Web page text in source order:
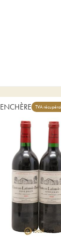
ENCHÈRE TVA